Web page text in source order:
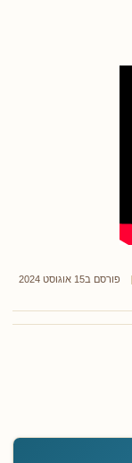
פורסם ב15 אוגוסט 2024